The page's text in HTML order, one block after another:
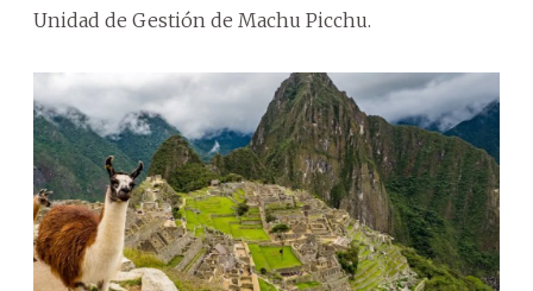
Unidad de Gestión de Machu Picchu.